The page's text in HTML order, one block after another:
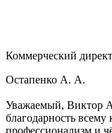
Коммерческий
Остапенко А. А.
Уважаемый, Виктор
благодарность
профессионализм и